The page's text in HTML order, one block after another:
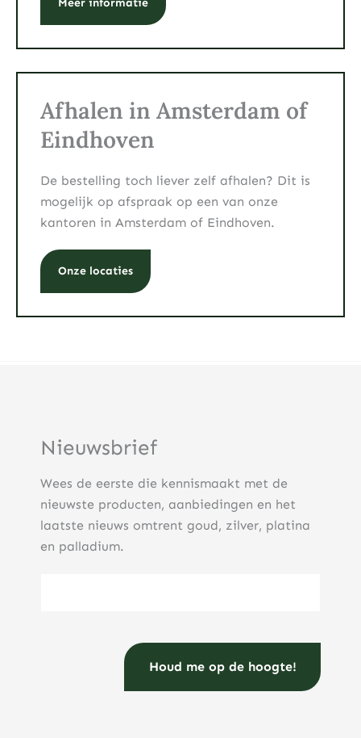
Meer informatie
Afhalen in Amsterdam of
Eindhoven
De bestelling toch liever zelf afhalen? Dit is
mogelijk op afspraak op een van onze
kantoren in Amsterdam of Eindhoven.
Onze locaties
Nieuwsbrief
Wees de eerste die kennismaakt met de
nieuwste producten, aanbiedingen en het
laatste nieuws omtrent goud, zilver, platina
en palladium.